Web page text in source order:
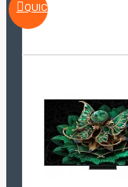
QUICKVIEW